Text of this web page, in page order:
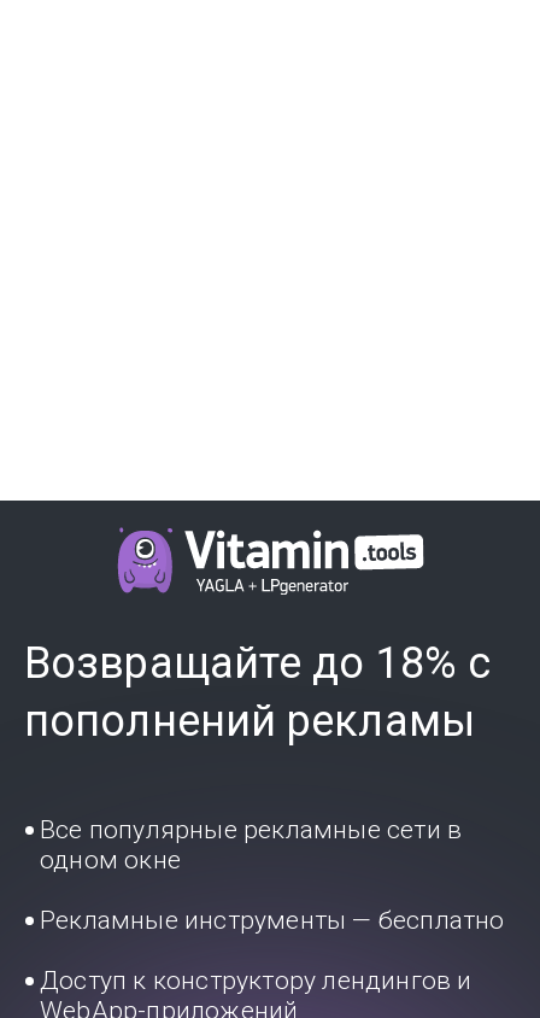
Возвращайте до 18% с
пополнений рекламы
Все популярные рекламные сети в
одном окне
Рекламные инструменты — бесплатно
Доступ к конструктору лендингов и
WebApp-приложений